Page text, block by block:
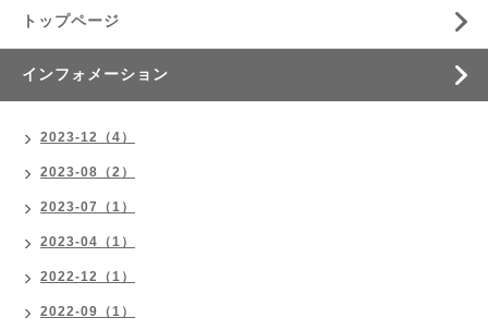
トップページ
インフォメーション
2023-12（4）
2023-08（2）
2023-07（1）
2023-04（1）
2022-12（1）
2022-09（1）